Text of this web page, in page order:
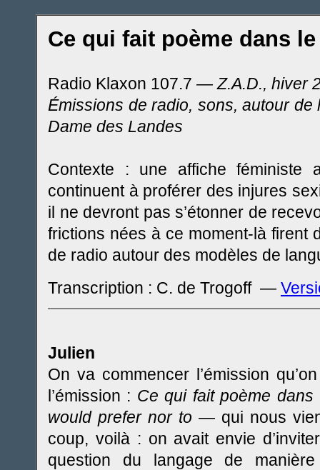
Ce qui fait poème dans
Radio Klaxon 107.7 — Z.A.D., hiver
Émissions de radio, sons, autour de
Dame des Landes
Contexte : une affiche féministe
continuent à proférer des injures
il ne devront pas s’étonner de
frictions nées à ce moment-là firent
de radio autour des modèles de
Transcription : C. de Trogoff —
Julien
On va commencer l’émission
l’émission : Ce qui fait poème
would prefer nor to — qui nous
coup, voilà : on avait envie
question du langage de